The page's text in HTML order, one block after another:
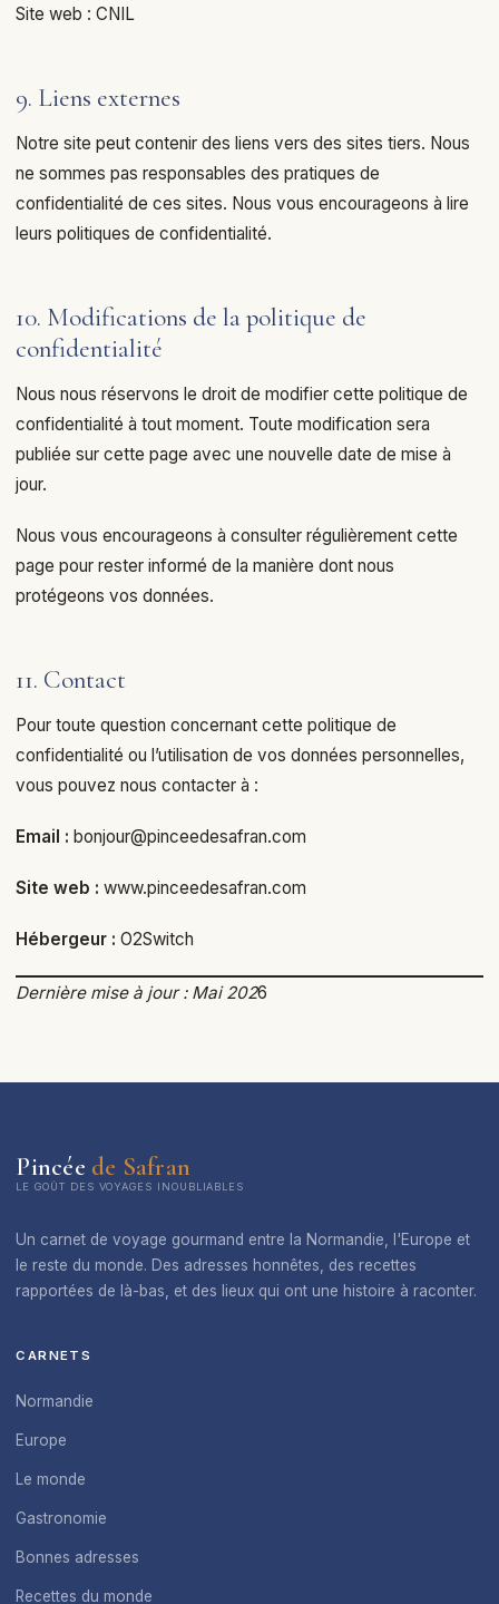
Site web :CNIL
9. Liens externes
Notre site peut contenir des liens vers des sites tiers. Nous
ne sommes pas responsables des pratiques de
confidentialité de ces sites. Nous vous encourageons à lire
leurs politiques de confidentialité.
10. Modifications de la politique de
confidentialité
Nous nous réservons le droit de modifier cette politique de
confidentialité à tout moment. Toute modification sera
publiée sur cette page avec une nouvelle date de mise à
jour.
Nous vous encourageons à consulter régulièrement cette
page pour rester informé de la manière dont nous
protégeons vos données.
11. Contact
Pour toute question concernant cette politique de
confidentialité ou l’utilisation de vos données personnelles,
vous pouvez nous contacter à :
Email : bonjour@pinceedesafran.com
Site web : www.pinceedesafran.com
Hébergeur : O2Switch
Dernière mise à jour : Mai 2026
Pincée de Safran
LE GOÛT DES VOYAGES INOUBLIABLES
Un carnet de voyage gourmand entre la Normandie, l'Europe et
le reste du monde. Des adresses honnêtes, des recettes
rapportées de là-bas, et des lieux qui ont une histoire à raconter.
CARNETS
Normandie
Europe
Le monde
Gastronomie
Bonnes adresses
Recettes du monde